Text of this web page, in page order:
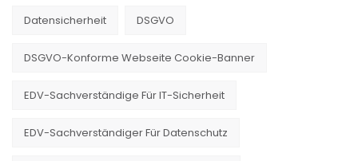
Datensicherheit DSGVO
DSGVO-Konforme Webseite Cookie-Banner
EDV-Sachverständige Für IT-Sicherheit
EDV-Sachverständiger Für Datenschutz